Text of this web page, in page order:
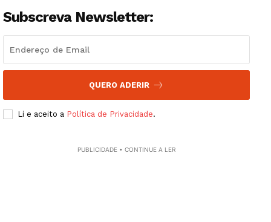
Guimarães, agora!
SUBSCREVA JÁ!
Institucional
Subscreva Newsletter:
QUERO ADERIR
Li e aceito a Política de Privacidade.
PUBLICIDADE • CONTINUE A LER